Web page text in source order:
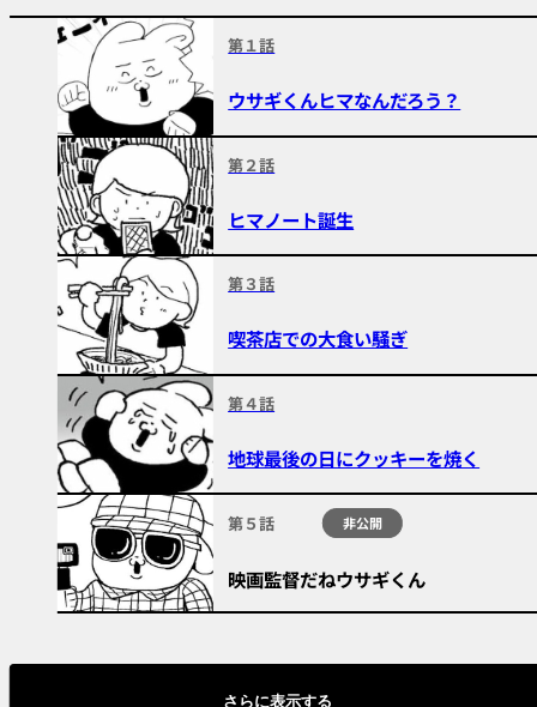
第１話
ウサギくんヒマなんだろう？
第２話
ヒマノート誕生
第３話
喫茶店での大食い騒ぎ
第４話
地球最後の日にクッキーを焼く
第５話 非公開
映画監督だねウサギくん
さらに表示する